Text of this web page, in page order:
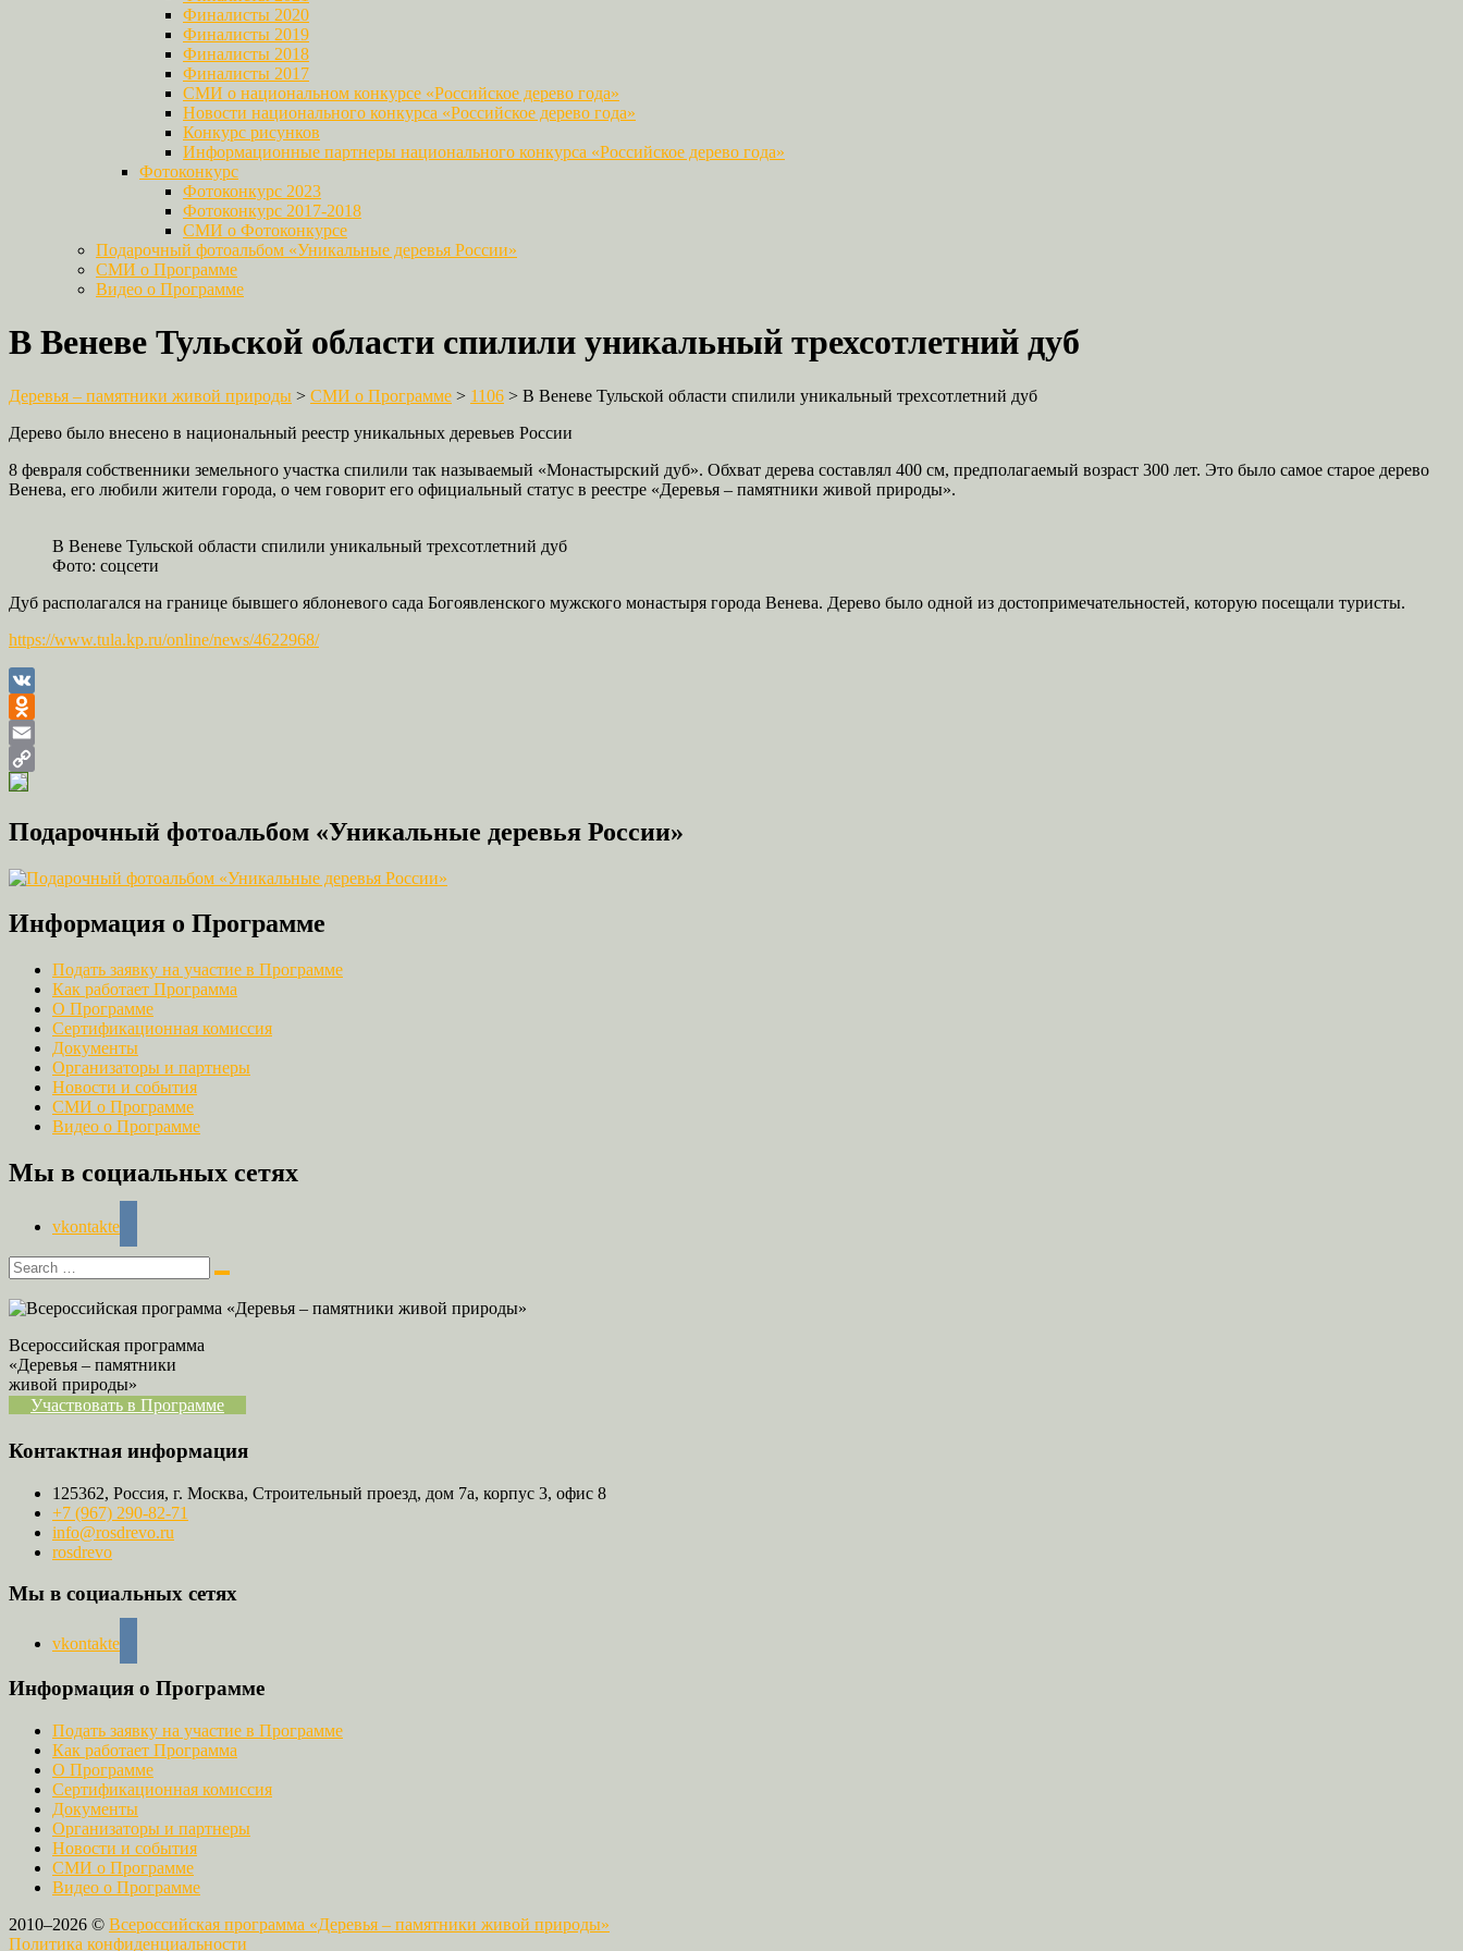
Финалисты 2020
Финалисты 2019
Финалисты 2018
Финалисты 2017
СМИ о национальном конкурсе «Российское дерево года»
Новости национального конкурса «Российское дерево года»
Конкурс рисунков
Информационные партнеры национального конкурса «Российское дерево года»
Фотоконкурс
Фотоконкурс 2023
Фотоконкурс 2017-2018
СМИ о Фотоконкурсе
Подарочный фотоальбом «Уникальные деревья России»
СМИ о Программе
Видео о Программе
В Веневе Тульской области спилили уникальный трехсотлетний дуб
Деревья – памятники живой природы > СМИ о Программе > 1106 > В Веневе Тульской области спилили уникальный трехсотлетний дуб
Дерево было внесено в национальный реестр уникальных деревьев России
8 февраля собственники земельного участка спилили так называемый «Монастырский дуб». Обхват дерева составлял 400 см, предполагаемый возраст 300 лет. Это было самое старое дерево
Венева, его любили жители города, о чем говорит его официальный статус в реестре «Деревья – памятники живой природы».
В Веневе Тульской области спилили уникальный трехсотлетний дуб
Фото: соцсети
Дуб располагался на границе бывшего яблоневого сада Богоявленского мужского монастыря города Венева. Дерево было одной из достопримечательностей, которую посещали туристы.
https://www.tula.kp.ru/online/news/4622968/
VK
Odnoklassniki
Email
Copy
Подарочный фотоальбом «Уникальные деревья России»
Информация о Программе
Подать заявку на участие в Программе
Как работает Программа
О Программе
Сертификационная комиссия
Документы
Организаторы и партнеры
Новости и события
СМИ о Программе
Видео о Программе
Мы в социальных сетях
vkontakte
Всероссийская программа
«Деревья – памятники
живой природы»
Участвовать в Программе
Контактная информация
125362, Россия, г. Москва, Строительный проезд, дом 7а, корпус 3, офис 8
+7 (967) 290-82-71
info@rosdrevo.ru
rosdrevo
Мы в социальных сетях
vkontakte
Информация о Программе
Подать заявку на участие в Программе
Как работает Программа
О Программе
Сертификационная комиссия
Документы
Организаторы и партнеры
Новости и события
СМИ о Программе
Видео о Программе
2010–2026 © Всероссийская программа «Деревья – памятники живой природы»
Политика конфиденциальности